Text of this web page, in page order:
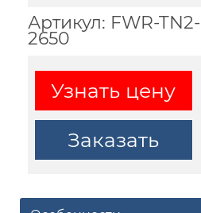
Артикул: FWR-
2650
Узнать цену
Заказать